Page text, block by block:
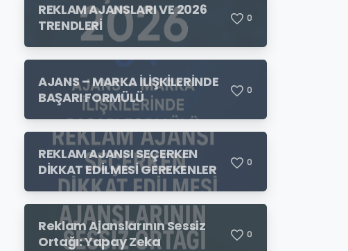
REKLAM AJANSLARI VE 2026
TRENDLERİ
0
AJANS – MARKA İLİŞKİLERİNDE
BAŞARI FORMÜLÜ
0
REKLAM AJANSI SEÇERKEN
DİKKAT EDİLMESİ GEREKENLER
0
Reklam Ajanslarının Sessiz
Ortağı: Yapay Zeka
0